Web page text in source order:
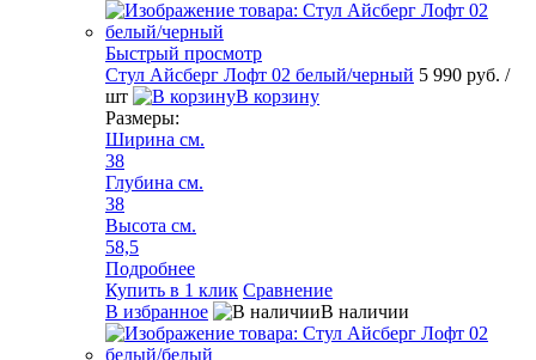
Быстрый просмотр
Стул Айсберг Лофт 02 белый/черный 5 990 руб. /
шт
В корзину
Размеры:
Ширина см.
38
Глубина см.
38
Высота см.
58,5
Подробнее
Купить в 1 клик Сравнение
В избранное
В наличии